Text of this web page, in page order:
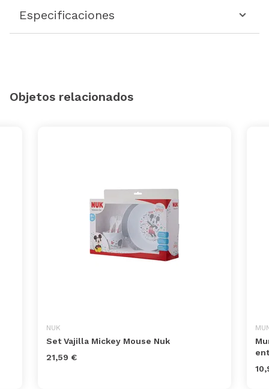
Especificaciones
Objetos relacionados
NUK
Set Vajilla Mickey Mouse Nuk
21,59 €